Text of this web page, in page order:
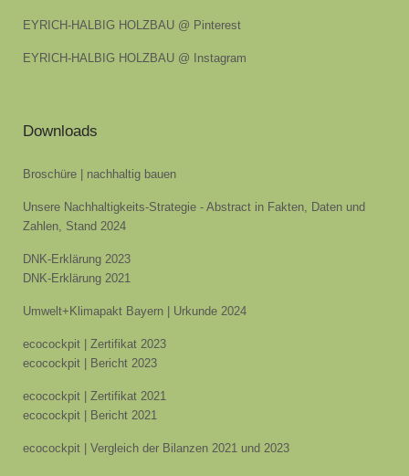
EYRICH-HALBIG HOLZBAU @ Pinterest
EYRICH-HALBIG HOLZBAU @ Instagram
Downloads
Broschüre | nachhaltig bauen
Unsere Nachhaltigkeits-Strategie - Abstract in Fakten, Daten und
Zahlen, Stand 2024
DNK-Erklärung 2023
DNK-Erklärung 2021
Umwelt+Klimapakt Bayern | Urkunde 2024
ecocockpit | Zertifikat 2023
ecocockpit | Bericht 2023
ecocockpit | Zertifikat 2021
ecocockpit | Bericht 2021
ecocockpit | Vergleich der Bilanzen 2021 und 2023